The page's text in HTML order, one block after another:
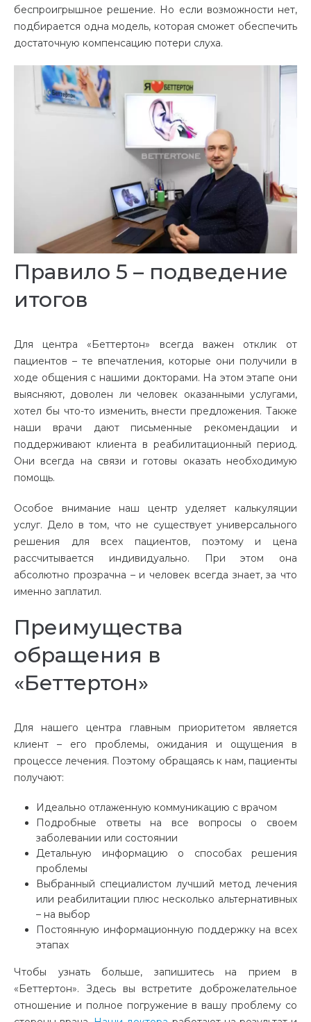
беспроигрышное решение. Но если возможности нет,
подбирается одна модель, которая сможет обеспечить
достаточную компенсацию потери слуха.
Правило 5 – подведение
итогов
Для центра «Беттертон» всегда важен отклик от
пациентов – те впечатления, которые они получили в
ходе общения с нашими докторами. На этом этапе они
выясняют, доволен ли человек оказанными услугами,
хотел бы что-то изменить, внести предложения. Также
наши врачи дают письменные рекомендации и
поддерживают клиента в реабилитационный период.
Они всегда на связи и готовы оказать необходимую
помощь.
Особое внимание наш центр уделяет калькуляции
услуг. Дело в том, что не существует универсального
решения для всех пациентов, поэтому и цена
рассчитывается индивидуально. При этом она
абсолютно прозрачна – и человек всегда знает, за что
именно заплатил.
Преимущества
обращения в
«Беттертон»
Для нашего центра главным приоритетом является
клиент – его проблемы, ожидания и ощущения в
процессе лечения. Поэтому обращаясь к нам, пациенты
получают:
Идеально отлаженную коммуникацию с врачом
Подробные ответы на все вопросы о своем
заболевании или состоянии
Детальную информацию о способах решения
проблемы
Выбранный специалистом лучший метод лечения
или реабилитации плюс несколько альтернативных
– на выбор
Постоянную информационную поддержку на всех
этапах
Чтобы узнать больше, запишитесь на прием в
«Беттертон». Здесь вы встретите доброжелательное
отношение и полное погружение в вашу проблему со